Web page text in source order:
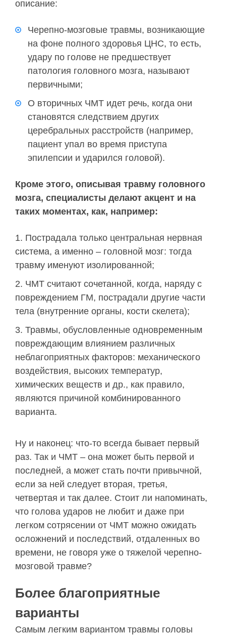
описание:
Черепно-мозговые травмы, возникающие
на фоне полного здоровья ЦНС, то есть,
удару по голове не предшествует
патология головного мозга, называют
первичными;
О вторичных ЧМТ идет речь, когда они
становятся следствием других
церебральных расстройств (например,
пациент упал во время приступа
эпилепсии и ударился головой).
Кроме этого, описывая травму головного
мозга, специалисты делают акцент и на
таких моментах, как, например:
Пострадала только центральная нервная
система, а именно – головной мозг: тогда
травму именуют изолированной;
ЧМТ считают сочетанной, когда, наряду с
повреждением ГМ, пострадали другие части
тела (внутренние органы, кости скелета);
Травмы, обусловленные одновременным
повреждающим влиянием различных
неблагоприятных факторов: механического
воздействия, высоких температур,
химических веществ и др., как правило,
являются причиной комбинированного
варианта.
Ну и наконец: что-то всегда бывает первый
раз. Так и ЧМТ – она может быть первой и
последней, а может стать почти привычной,
если за ней следует вторая, третья,
четвертая и так далее. Стоит ли напоминать,
что голова ударов не любит и даже при
легком сотрясении от ЧМТ можно ожидать
осложнений и последствий, отдаленных во
времени, не говоря уже о тяжелой черепно-
мозговой травме?
Более благоприятные
варианты
Самым легким вариантом травмы головы